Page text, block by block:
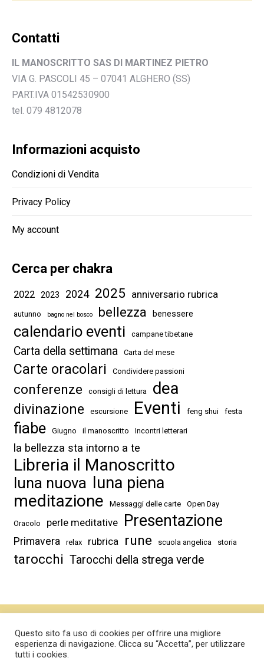
Contatti
IL MANOSCRITTO SAS DI MARTINEZ PIETRO
VIA G. PASCOLI 45 – 07041 ALGHERO (SS)
PART.IVA 01542530900
tel. 079 4812078
Informazioni acquisto
Condizioni di Vendita
Privacy Policy
My account
Cerca per chakra
2022 2023 2024 2025 anniversario rubrica
autunno bagno nel bosco bellezza benessere
calendario eventi campane tibetane
Carta della settimana Carta del mese
Carte oracolari Condividere passioni
conferenze consigli di lettura dea
divinazione escursione Eventi feng shui festa
fiabe Giugno il manoscritto Incontri letterari
la bellezza sta intorno a te
Libreria il Manoscritto
luna nuova luna piena
meditazione Messaggi delle carte Open Day
Oracolo perle meditative Presentazione
Primavera relax rubrica rune scuola angelica storia
tarocchi Tarocchi della strega verde
Libreria il Manoscritto sas
P.IVA 01542530900
Questo sito fa uso di cookies per offrire una migliore
esperienza di navigazione. Clicca su “Accetta”, per utilizzare
tutti i cookies.